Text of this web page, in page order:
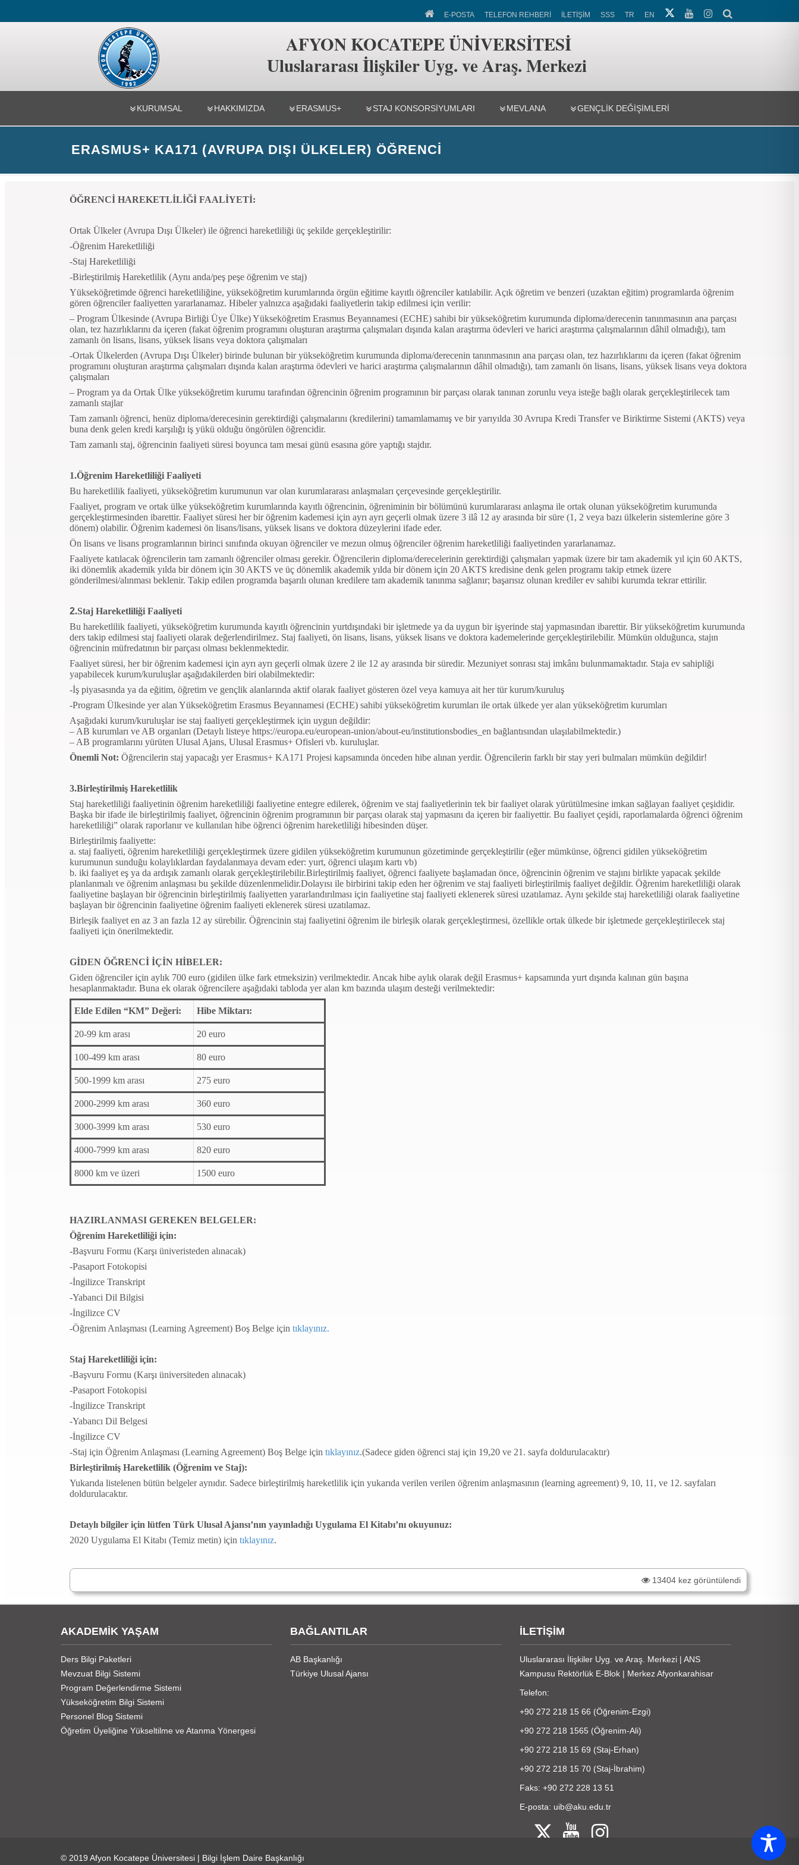
Uluslararası İlişkiler Uyg. ve Araş. Merkezi
E-POSTA TELEFON REHBERİ İLETİŞİM SSS TR EN
AFYON KOCATEPE ÜNİVERSİTESİ
Uluslararası İlişkiler Uyg. ve Araş. Merkezi
KURUMSAL HAKKIMIZDA ERASMUS+ STAJ KONSORSIYUMLARI MEVLANA GENÇLIK DEĞIŞIMLERI
ERASMUS+ KA171 (AVRUPA DIŞI ÜLKELER) ÖĞRENCI
ÖĞRENCİ HAREKETLİLİĞİ FAALİYETİ:
Ortak Ülkeler (Avrupa Dışı Ülkeler) ile öğrenci hareketliliği üç şekilde gerçekleştirilir:
-Öğrenim Hareketliliği
-Staj Hareketliliği
-Birleştirilmiş Hareketlilik (Aynı anda/peş peşe öğrenim ve staj)
Yükseköğretimde öğrenci hareketliliğine, yükseköğretim kurumlarında örgün eğitime kayıtlı öğrenciler katılabilir. Açık öğretim ve benzeri (uzaktan eğitim) programlarda öğrenim
gören öğrenciler faaliyetten yararlanamaz. Hibeler yalnızca aşağıdaki faaliyetlerin takip edilmesi için verilir:
– Program Ülkesinde (Avrupa Birliği Üye Ülke) Yükseköğretim Erasmus Beyannamesi (ECHE) sahibi bir yükseköğretim kurumunda diploma/derecenin tanınmasının ana parçası
olan, tez hazırlıklarını da içeren (fakat öğrenim programını oluşturan araştırma çalışmaları dışında kalan araştırma ödevleri ve harici araştırma çalışmalarının dâhil olmadığı), tam
zamanlı ön lisans, lisans, yüksek lisans veya doktora çalışmaları
-Ortak Ülkelerden (Avrupa Dışı Ülkeler) birinde bulunan bir yükseköğretim kurumunda diploma/derecenin tanınmasının ana parçası olan, tez hazırlıklarını da içeren (fakat öğrenim
programını oluşturan araştırma çalışmaları dışında kalan araştırma ödevleri ve harici araştırma çalışmalarının dâhil olmadığı), tam zamanlı ön lisans, lisans, yüksek lisans veya doktora
çalışmaları
– Program ya da Ortak Ülke yükseköğretim kurumu tarafından öğrencinin öğrenim programının bir parçası olarak tanınan zorunlu veya isteğe bağlı olarak gerçekleştirilecek tam
zamanlı stajlar
Tam zamanlı öğrenci, henüz diploma/derecesinin gerektirdiği çalışmalarını (kredilerini) tamamlamamış ve bir yarıyılda 30 Avrupa Kredi Transfer ve Biriktirme Sistemi (AKTS) veya
buna denk gelen kredi karşılığı iş yükü olduğu öngörülen öğrencidir.
Tam zamanlı staj, öğrencinin faaliyeti süresi boyunca tam mesai günü esasına göre yaptığı stajdır.
1.Öğrenim Hareketliliği Faaliyeti
Bu hareketlilik faaliyeti, yükseköğretim kurumunun var olan kurumlararası anlaşmaları çerçevesinde gerçekleştirilir.
Faaliyet, program ve ortak ülke yükseköğretim kurumlarında kayıtlı öğrencinin, öğreniminin bir bölümünü kurumlararası anlaşma ile ortak olunan yükseköğretim kurumunda
gerçekleştirmesinden ibarettir. Faaliyet süresi her bir öğrenim kademesi için ayrı ayrı geçerli olmak üzere 3 ilâ 12 ay arasında bir süre (1, 2 veya bazı ülkelerin sistemlerine göre 3
dönem) olabilir. Öğrenim kademesi ön lisans/lisans, yüksek lisans ve doktora düzeylerini ifade eder.
Ön lisans ve lisans programlarının birinci sınıfında okuyan öğrenciler ve mezun olmuş öğrenciler öğrenim hareketliliği faaliyetinden yararlanamaz.
Faaliyete katılacak öğrencilerin tam zamanlı öğrenciler olması gerekir. Öğrencilerin diploma/derecelerinin gerektirdiği çalışmaları yapmak üzere bir tam akademik yıl için 60 AKTS,
iki dönemlik akademik yılda bir dönem için 30 AKTS ve üç dönemlik akademik yılda bir dönem için 20 AKTS kredisine denk gelen programı takip etmek üzere
gönderilmesi/alınması beklenir. Takip edilen programda başarılı olunan kredilere tam akademik tanınma sağlanır; başarısız olunan krediler ev sahibi kurumda tekrar ettirilir.
2.Staj Hareketliliği Faaliyeti
Bu hareketlilik faaliyeti, yükseköğretim kurumunda kayıtlı öğrencinin yurtdışındaki birişletmede ya da uygun bir işyerinde staj yapmasından ibarettir. Bir yükseköğretim kurumunda
ders takip edilmesi staj faaliyeti olarak değerlendirilmez. Staj faaliyeti, ön lisans, lisans, yüksek lisans ve doktora kademelerinde gerçekleştirilebilir. Mümkün olduğunca, stajın
öğrencinin müfredatının bir parçası olması beklenmektedir.
Faaliyet süresi, her bir öğrenim kademesi için ayrı ayrı geçerli olmak üzere 2 ile 12 ay arasında bir süredir. Mezuniyet sonrası staj imkânı bulunmamaktadır. Staja ev sahipliği
yapabilecek kurum/kuruluşlar aşağıdakilerden biri olabilmektedir:
-İş piyasasında ya da eğitim, öğretim ve gençlik alanlarında aktif olarak faaliyet gösteren özel veya kamuya ait her tür kurum/kuruluş
-Program Ülkesinde yer alan Yükseköğretim Erasmus Beyannamesi (ECHE) sahibi yükseköğretim kurumları ile ortak ülkede yer alan yükseköğretim kurumları
Aşağıdaki kurum/kuruluşlar ise staj faaliyeti gerçekleştirmek için uygun değildir:
– AB kurumları ve AB organları (Detaylı listeye https://europa.eu/european-union/about-eu/institutionsbodies_en bağlantısından ulaşılabilmektedir.)
– AB programlarını yürüten Ulusal Ajans, Ulusal Erasmus+ Ofisleri vb. kuruluşlar.
Önemli Not: Öğrencilerin staj yapacağı yer Erasmus+ KA171 Projesi kapsamında önceden hibe alınan yerdir. Öğrencilerin farklı bir stay yeri bulmaları mümkün değildir!
3.Birleştirilmiş Hareketlilik
Staj hareketliliği faaliyetinin öğrenim hareketliliği faaliyetine entegre edilerek, öğrenim ve staj faaliyetlerinin tek bir faaliyet olarak yürütülmesine imkan sağlayan faaliyet çeşididir.
Başka bir ifade ile birleştirilmiş faaliyet, öğrencinin öğrenim programının bir parçası olarak staj yapmasını da içeren bir faaliyettir. Bu faaliyet çeşidi, raporlamalarda öğrenci öğrenim
hareketliliği” olarak raporlanır ve kullanılan hibe öğrenci öğrenim hareketliliği hibesinden düşer.
Birleştirilmiş faaliyette:
a. staj faaliyeti, öğrenim hareketliliği gerçekleştirmek üzere gidilen yükseköğretim kurumunun gözetiminde gerçekleştirilir (eğer mümkünse, öğrenci gidilen yükseköğretim
kurumunun sunduğu kolaylıklardan faydalanmaya devam eder: yurt, öğrenci ulaşım kartı vb)
b. iki faaliyet eş ya da ardışık zamanlı olarak gerçekleştirilebilir.Birleştirilmiş faaliyet, öğrenci faaliyete başlamadan önce, öğrencinin öğrenim ve stajını birlikte yapacak şekilde
planlanmalı ve öğrenim anlaşması bu şekilde düzenlenmelidir.Dolayısı ile birbirini takip eden her öğrenim ve staj faaliyeti birleştirilmiş faaliyet değildir. Öğrenim hareketliliği olarak
faaliyetine başlayan bir öğrencinin birleştirilmiş faaliyetten yararlandırılması için faaliyetine staj faaliyeti eklenerek süresi uzatılamaz. Aynı şekilde staj hareketliliği olarak faaliyetine
başlayan bir öğrencinin faaliyetine öğrenim faaliyeti eklenerek süresi uzatılamaz.
Birleşik faaliyet en az 3 an fazla 12 ay sürebilir. Öğrencinin staj faaliyetini öğrenim ile birleşik olarak gerçekleştirmesi, özellikle ortak ülkede bir işletmede gerçekleştirilecek staj
faaliyeti için önerilmektedir.
GİDEN ÖĞRENCİ İÇİN HİBELER:
Giden öğrenciler için aylık 700 euro (gidilen ülke fark etmeksizin) verilmektedir. Ancak hibe aylık olarak değil Erasmus+ kapsamında yurt dışında kalınan gün başına
hesaplanmaktadır. Buna ek olarak öğrencilere aşağıdaki tabloda yer alan km bazında ulaşım desteği verilmektedir:
Elde Edilen “KM” Değeri: Hibe Miktarı:
20-99 km arası 20 euro
100-499 km arası 80 euro
500-1999 km arası 275 euro
2000-2999 km arası 360 euro
3000-3999 km arası 530 euro
4000-7999 km arası 820 euro
8000 km ve üzeri 1500 euro
HAZIRLANMASI GEREKEN BELGELER:
Öğrenim Hareketliliği için:
-Başvuru Formu (Karşı üniveristeden alınacak)
-Pasaport Fotokopisi
-İngilizce Transkript
-Yabanci Dil Bilgisi
-İngilizce CV
-Öğrenim Anlaşması (Learning Agreement) Boş Belge için tıklayınız.
Staj Hareketliliği için:
-Başvuru Formu (Karşı üniversiteden alınacak)
-Pasaport Fotokopisi
-İngilizce Transkript
-Yabancı Dil Belgesi
-İngilizce CV
-Staj için Öğrenim Anlaşması (Learning Agreement) Boş Belge için tıklayınız.(Sadece giden öğrenci staj için 19,20 ve 21. sayfa doldurulacaktır)
Birleştirilmiş Hareketlilik (Öğrenim ve Staj):
Yukarıda listelenen bütün belgeler aynıdır. Sadece birleştirilmiş hareketlilik için yukarıda verilen verilen öğrenim anlaşmasının (learning agreement) 9, 10, 11, ve 12. sayfaları
doldurulacaktır.
Detaylı bilgiler için lütfen Türk Ulusal Ajansı’nın yayınladığı Uygulama El Kitabı’nı okuyunuz:
2020 Uygulama El Kitabı (Temiz metin) için tıklayınız.
13404 kez görüntülendi
AKADEMİK YAŞAM
Ders Bilgi Paketleri
Mevzuat Bilgi Sistemi
Program Değerlendirme Sistemi
Yükseköğretim Bilgi Sistemi
Personel Blog Sistemi
Öğretim Üyeliğine Yükseltilme ve Atanma Yönergesi
BAĞLANTILAR
AB Başkanlığı
Türkiye Ulusal Ajansı
İLETİŞİM
Uluslararası İlişkiler Uyg. ve Araş. Merkezi | ANS
Kampusu Rektörlük E-Blok | Merkez Afyonkarahisar
Telefon:
+90 272 218 15 66 (Öğrenim-Ezgi)
+90 272 218 1565 (Öğrenim-Ali)
+90 272 218 15 69 (Staj-Erhan)
+90 272 218 15 70 (Staj-İbrahim)
Faks: +90 272 228 13 51
E-posta: uib@aku.edu.tr
© 2019 Afyon Kocatepe Üniversitesi | Bilgi İşlem Daire Başkanlığı